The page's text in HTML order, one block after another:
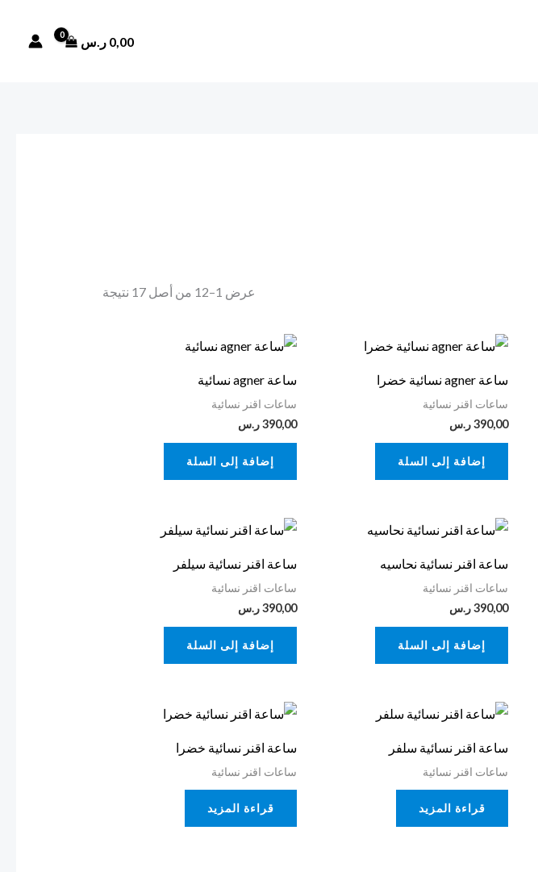
0,00 ر.س
عرض 1–12 من أصل 17 نتيجة
الأحدث
ساعة agner نسائية خضرا
ساعات اقنر نسائية
390,00ر.س
إضافة إلى السلة
ساعة agner نسائية
ساعات اقنر نسائية
390,00ر.س
إضافة إلى السلة
ساعة اقنر نسائية نحاسيه
ساعات اقنر نسائية
390,00ر.س
إضافة إلى السلة
ساعة اقنر نسائية سيلفر
ساعات اقنر نسائية
390,00ر.س
إضافة إلى السلة
ساعة اقنر نسائية سلفر
ساعات اقنر نسائية
قراءة المزيد
ساعة اقنر نسائية خضرا
ساعات اقنر نسائية
قراءة المزيد